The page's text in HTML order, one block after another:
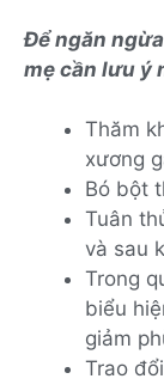
Để ngăn
mẹ cần lưu ý
Thăm
xương
Bó bột
Tuân
và sau
Trong
biểu
giảm
Trao